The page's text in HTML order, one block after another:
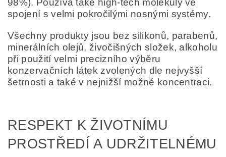
98%). Používá také high-tech molekuly ve
spojení s velmi pokročilými nosnými systémy.
Všechny produkty jsou bez silikonů, parabenů,
minerálních olejů, živočišných složek, alkoholu
při použití velmi precizního výběru
konzervačních látek zvolených dle nejvyšší
šetrnosti a také v nejnižší možné koncentraci.
RESPEKT K ŽIVOTNÍMU
PROSTŘEDÍ A UDRŽITELNÉMU